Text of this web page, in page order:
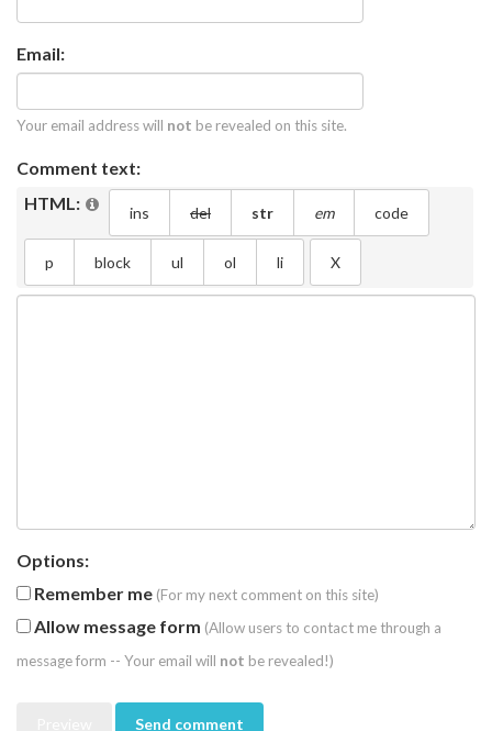
Email:
Your email address will not be revealed on this site.
Comment text:
HTML:
Options:
Remember me (For my next comment on this site)
Allow message form (Allow users to contact me through a
message form -- Your email will not be revealed!)